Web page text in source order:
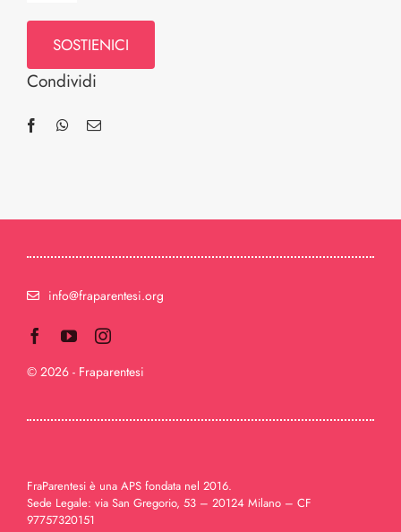
Comitato Scientifico
Selezionati per te
Contattaci
SOSTIENICI
Condividi
info@fraparentesi.org
© 2026 - Fraparentesi
FraParentesi è una APS fondata nel 2016.
Sede Legale: via San Gregorio, 53 – 20124 Milano – CF
97757320151